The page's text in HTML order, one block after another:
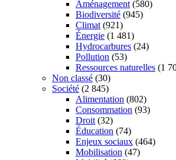
Aménagement (580)
Biodiversité (945)
Climat (921)
Énergie (1 481)
Hydrocarbures (24)
Pollution (53)
Ressources naturelles (1
Non classé (30)
Société (2 845)
Alimentation (802)
Consommation (93)
Droit (32)
Éducation (74)
Enjeux sociaux (464)
Mobilisation (47)